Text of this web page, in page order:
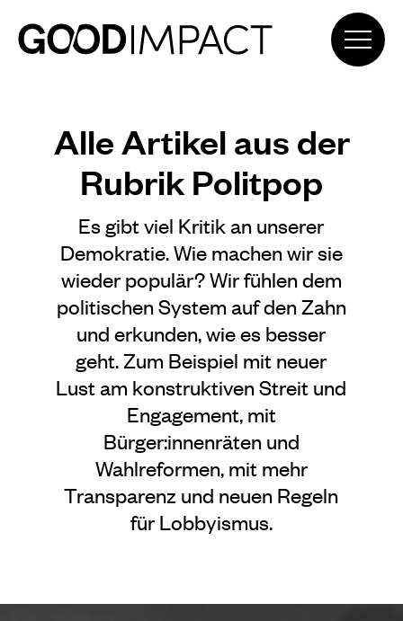
Alle Artikel aus der
Rubrik Politpop
Es gibt viel Kritik an unserer
Demokratie. Wie machen wir sie
wieder populär? Wir fühlen dem
politischen System auf den Zahn
und erkunden, wie es besser
geht. Zum Beispiel mit neuer
Lust am konstruktiven Streit und
Engagement, mit
Bürger:innenräten und
Wahlreformen, mit mehr
Transparenz und neuen Regeln
für Lobbyismus.